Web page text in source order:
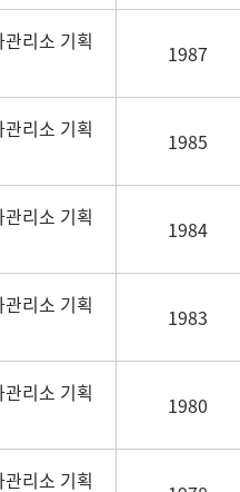
리소 기획
1987
리소 기획
1985
리소 기획
1984
리소 기획
1983
리소 기획
1980
리소 기획